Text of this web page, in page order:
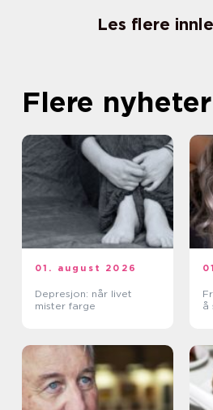
Les flere
Flere nyheter
01. august 2026
Depresjon: når livet
mister farge
å